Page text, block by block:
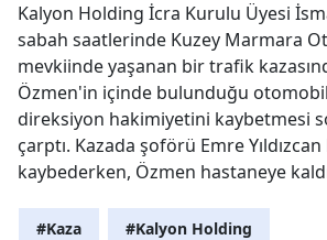
Kalyon Holding İcra Kurulu Üyesi
sabah saatlerinde Kuzey Marmara
mevkiinde yaşanan bir trafik
Özmen'in içinde bulunduğu
direksiyon hakimiyetini kaybetmesi
çarptı. Kazada şoförü Emre Yıldızcan
kaybederken, Özmen hastaneye
#Kaza #Kalyon Holding